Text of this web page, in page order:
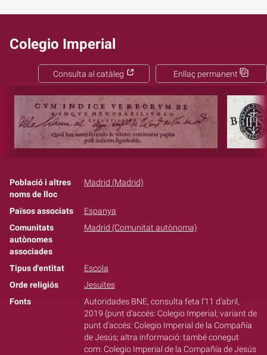
Colegio Imperial
Enllaç permanent
Consulta al catàleg
Població i altres
noms de lloc
Madrid (Madrid)
Països associats
Espanya
Comunitats
autònomes
associades
Madrid (Comunitat autònoma)
Tipus d'entitat
Escola
Orde religiós
Jesuïtes
Fonts
Autoridades BNE, consulta feta l'11 d'abril,
2019 (punt d'accés: Colegio Imperial; variant de
punt d'accés: Colegio Imperial de la Compañía
de Jesús; altra informació: també conegut
com: Colegio Imperial de la Compañía de Jesús